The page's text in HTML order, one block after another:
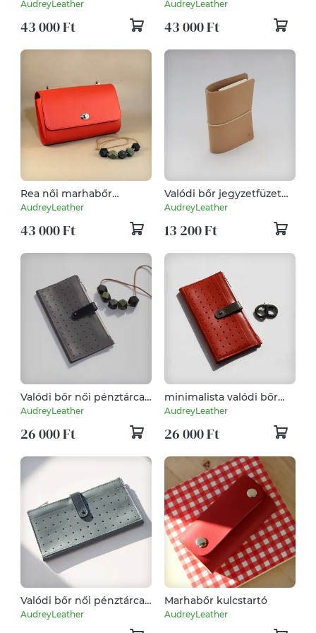
AudreyLeather
43 000 Ft
AudreyLeather
43 000 Ft
Rea női marhabőr
válltáska
AudreyLeather
43 000 Ft
Valódi bőr jegyzetfüzet
lefűző gumis mappa
AudreyLeather
13 200 Ft
Valódi bőr női pénztárca,
telefontok, irattartó,
kártyatartó
AudreyLeather
26 000 Ft
minimalista valódi bőr
női pénztárca, irattartó,
kártyatartó, mobiltok
AudreyLeather
26 000 Ft
Valódi bőr női pénztárca/
kártyatartó/irattartó/mobiltok
AudreyLeather
Marhabőr kulcstartó
AudreyLeather